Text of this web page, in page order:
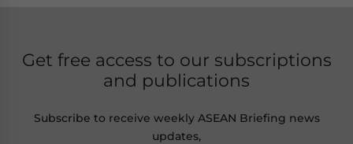
Get free access to our subscriptions
and publications
Subscribe to receive weekly ASEAN Briefing news
updates,